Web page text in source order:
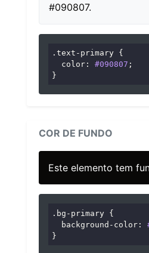
#090807.
.text-primary {
color : #090807 ;
}
COR DE FUNDO
Este elemento tem
.bg-primary {
background-color :
}